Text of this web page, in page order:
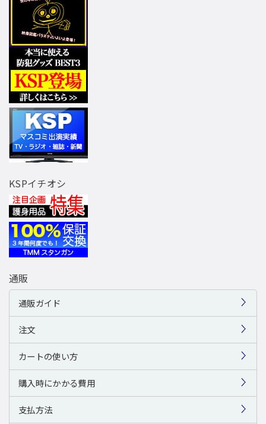
KSPイチオシ
通販
通販ガイド
注文
カートの使い方
購入時にかかる費用
支払方法